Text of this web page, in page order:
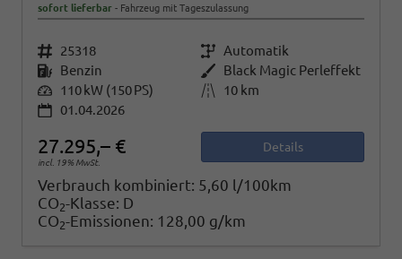
sofort lieferbar Fahrzeug mit Tageszulassung
Fahrzeugnr. 25318 Getriebe Automatik
Kraftstoff Benzin Außenfarbe Black Magic Perleffekt
Leistung 110 kW (150 PS) Kilometerstand
10 km
01.04.2026
27.295,– €
incl. 19% MwSt.
Details
Verbrauch kombiniert: 5,60 l/100km
CO2-Klasse: D
CO2-Emissionen: 128,00 g/km